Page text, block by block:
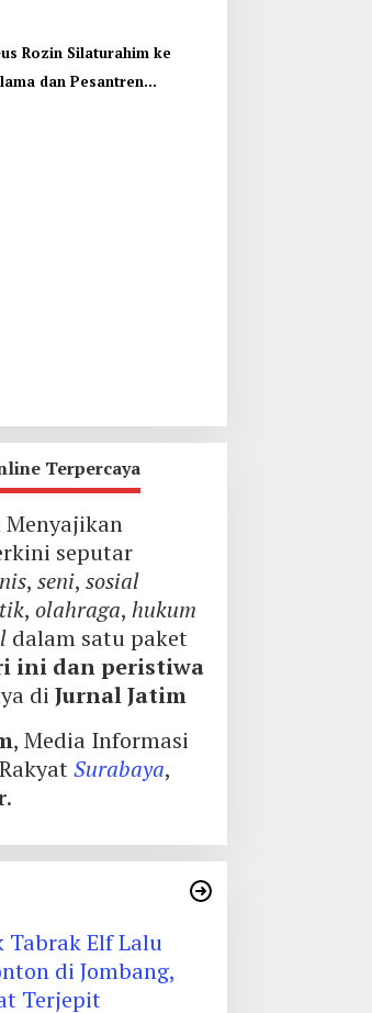
Rozin Silaturahim ke
dan Pesantren
Terpercaya
Menyajikan
seputar
, seni, sosial
, olahraga, hukum
dalam satu paket
ini dan peristiwa
di Jurnal Jatim
, Media Informasi
Surabaya,
.